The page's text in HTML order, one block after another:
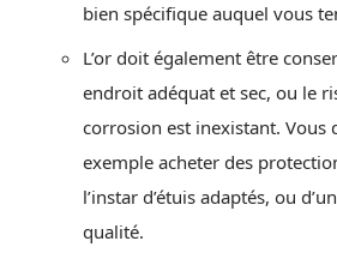
bien spécifique auquel vous
L’or doit également être
endroit adéquat et sec, ou le
corrosion est inexistant. Vous
exemple acheter des
l’instar d’étuis adaptés, ou
qualité.